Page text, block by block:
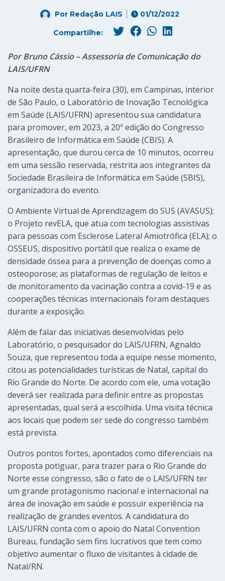
Por Redação LAIS 01/12/2022
Compartilhe:
Por Bruno Cássio – Assessoria de Comunicação do
LAIS/UFRN
Na noite desta quarta-feira (30), em Campinas, interior
de São Paulo, o Laboratório de Inovação Tecnológica
em Saúde (LAIS/UFRN) apresentou sua candidatura
para promover, em 2023, a 20ª edição do Congresso
Brasileiro de Informática em Saúde (CBIS). A
apresentação, que durou cerca de 10 minutos, ocorreu
em uma sessão reservada, restrita aos integrantes da
Sociedade Brasileira de Informática em Saúde (SBIS),
organizadora do evento.
O Ambiente Virtual de Aprendizagem do SUS (AVASUS);
o Projeto revELA, que atua com tecnologias assistivas
para pessoas com Esclerose Lateral Amiotrófica (ELA); o
OSSEUS, dispositivo portátil que realiza o exame de
densidade óssea para a prevenção de doenças como a
osteoporose; as plataformas de regulação de leitos e
de monitoramento da vacinação contra a covid-19 e as
cooperações técnicas internacionais foram destaques
durante a exposição.
Além de falar das iniciativas desenvolvidas pelo
Laboratório, o pesquisador do LAIS/UFRN, Agnaldo
Souza, que representou toda a equipe nesse momento,
citou as potencialidades turísticas de Natal, capital do
Rio Grande do Norte. De acordo com ele, uma votação
deverá ser realizada para definir entre as propostas
apresentadas, qual será a escolhida. Uma visita técnica
aos locais que podem ser sede do congresso também
está prevista.
Outros pontos fortes, apontados como diferenciais na
proposta potiguar, para trazer para o Rio Grande do
Norte esse congresso, são o fato de o LAIS/UFRN ter
um grande protagonismo nacional e internacional na
área de inovação em saúde e possuir experiência na
realização de grandes eventos. A candidatura do
LAIS/UFRN conta com o apoio do Natal Convention
Bureau, fundação sem fins lucrativos que tem como
objetivo aumentar o fluxo de visitantes à cidade de
Natal/RN.